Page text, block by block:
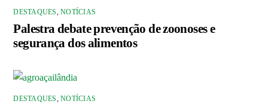
DESTAQUES,NOTÍCIAS
Palestra debate prevenção de zoonoses e
segurança dos alimentos
DESTAQUES ,NOTÍCIAS